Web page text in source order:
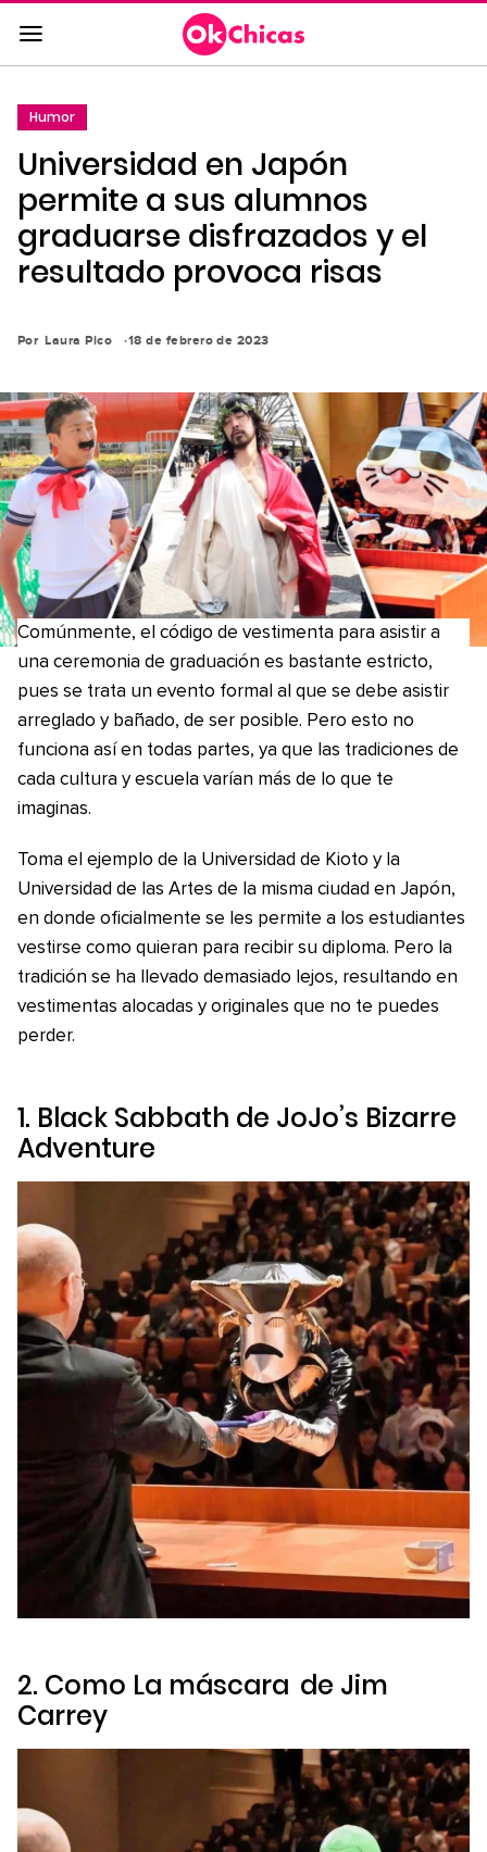
Saltar
al
contenido
a
la
navegación
principal
Humor
Universidad en Japón
permite a sus alumnos
graduarse disfrazados y el
resultado provoca risas
Por Laura Pico 18 de febrero de 2023
Comúnmente, el código de vestimenta para asistir a
una ceremonia de graduación es bastante estricto,
pues se trata un evento formal al que se debe asistir
arreglado y bañado, de ser posible. Pero esto no
funciona así en todas partes, ya que las tradiciones de
cada cultura y escuela varían más de lo que te
imaginas.
Toma el ejemplo de la Universidad de Kioto y la
Universidad de las Artes de la misma ciudad en Japón,
en donde oficialmente se les permite a los estudiantes
vestirse como quieran para recibir su diploma. Pero la
tradición se ha llevado demasiado lejos, resultando en
vestimentas alocadas y originales que no te puedes
perder.
1. Black Sabbath de JoJo’s Bizarre
Adventure
2. Como La máscara de Jim
Carrey